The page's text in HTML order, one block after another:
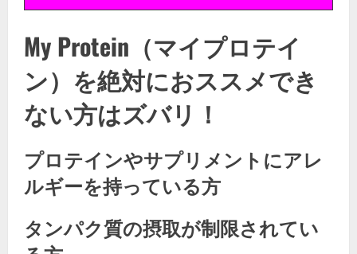
My Protein（マイプロテイ
ン）を絶対におススメでき
ない方はズバリ！
プロテインやサプリメントにアレ
ルギーを持っている方
タンパク質の摂取が制限されてい